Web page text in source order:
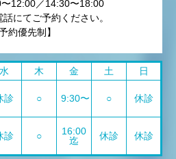
12:00／14:30〜18:00
にてご予約ください。
予約優先制】
水 木 金 土
日
診 ○ 9:30〜 ○ 休診
診 ○
16:00
迄
休診 休診